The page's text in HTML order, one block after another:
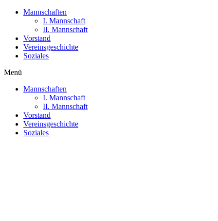
Mannschaften
I. Mannschaft
II. Mannschaft
Vorstand
Vereinsgeschichte
Soziales
Menü
Mannschaften
I. Mannschaft
II. Mannschaft
Vorstand
Vereinsgeschichte
Soziales